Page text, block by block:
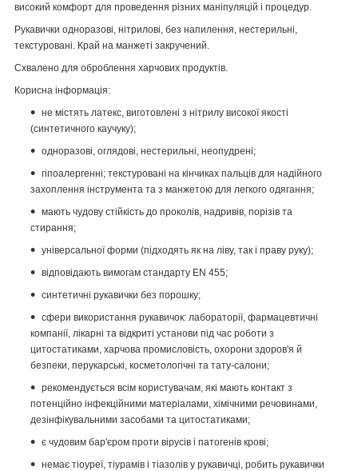
високий комфорт для проведення різних маніпуляцій і процедур.
Рукавички одноразові, нітрилові, без напилення, нестерильні,
текстуровані. Край на манжеті закручений.
Схвалено для оброблення харчових продуктів.
Корисна інформація:
не містять латекс, виготовлені з нітрилу високої якості
(синтетичного каучуку);
одноразові, оглядові, нестерильні, неопудрені;
гіпоалергенні; текстуровані на кінчиках пальців для надійного
захоплення інструмента та з манжетою для легкого одягання;
мають чудову стійкість до проколів, надривів, порізів та
стирання;
універсальної форми (підходять як на ліву, так і праву руку);
відповідають вимогам стандарту EN 455;
синтетичні рукавички без порошку;
сфери використання рукавичок: лабораторії, фармацевтичні
компанії, лікарні та відкриті установи під час роботи з
цитостатиками, харчова промисловість, охорони здоров'я й
безпеки, перукарські, косметологічні та тату-салони;
рекомендується всім користувачам, які мають контакт з
потенційно інфекційними матеріалами, хімічними речовинами,
дезінфікувальними засобами та цитостатиками;
є чудовим бар'єром проти вірусів і патогенів крові;
немає тіоуреї, тіурамів і тіазолів у рукавичці, робить рукавички